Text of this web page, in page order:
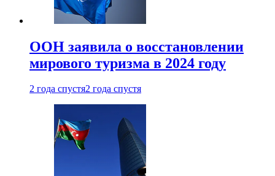
ООН заявила о восстановлении
мирового туризма в 2024 году
2 года спустя2 года спустя